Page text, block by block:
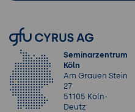
Seminarzentrum
Köln
Am Grauen Stein
27
51105 Köln-
Deutz